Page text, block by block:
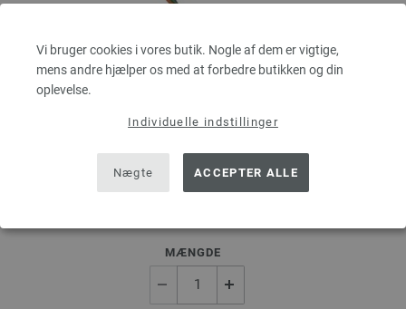
Vi bruger cookies i vores butik. Nogle af dem er vigtige,
mens andre hjælper os med at forbedre butikken og din
oplevelse.
Individuelle indstillinger
Nægte ACCEPTER ALLE
Rundpind Design Træ Multicolor Str. 4,0/80cm
LANA GROSSA Rundpind Design Træ Multicolor Str. 4,0/80cm
7,14 €
MÆNGDE